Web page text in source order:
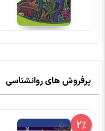
پرفروش های روانشناسی
2%